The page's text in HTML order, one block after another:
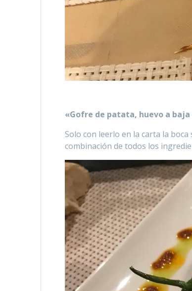
«Gofre de patata, huevo a
Solo con leerlo en la carta la
combinación de todos los